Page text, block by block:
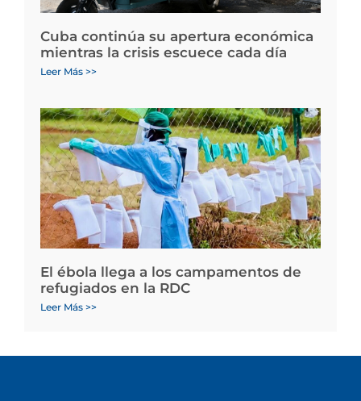
Cuba continúa su apertura económica
mientras la crisis escuece cada día
Leer Más >>
El ébola llega a los campamentos de
refugiados en la RDC
Leer Más >>